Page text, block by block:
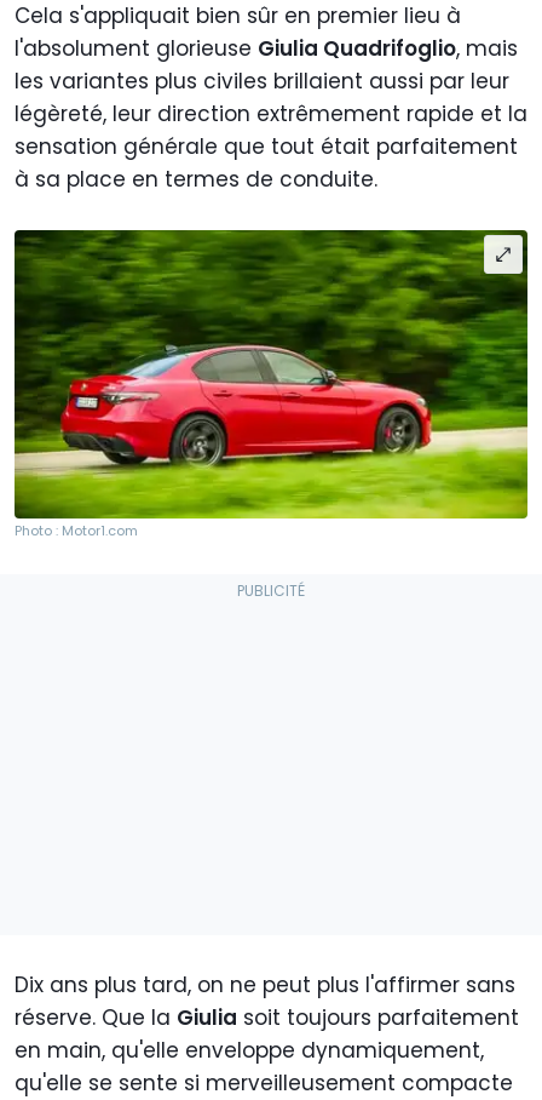
Cela s'appliquait bien sûr en premier lieu à
l'absolument glorieuse Giulia Quadrifoglio, mais
les variantes plus civiles brillaient aussi par leur
légèreté, leur direction extrêmement rapide et la
sensation générale que tout était parfaitement
à sa place en termes de conduite.
Photo : Motor1.com
Dix ans plus tard, on ne peut plus l'affirmer sans
réserve. Que la Giulia soit toujours parfaitement
en main, qu'elle enveloppe dynamiquement,
qu'elle se sente si merveilleusement compacte